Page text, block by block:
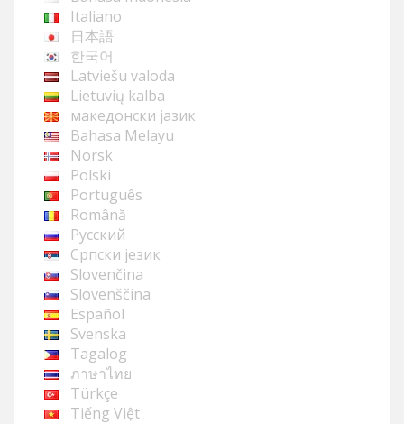
Italiano
日本語
한국어
Latviešu valoda
Lietuvių kalba
македонски јазик
Bahasa Melayu
Norsk
Polski
Português
Română
Русский
Cрпски језик
Slovenčina
Slovenščina
Español
Svenska
Tagalog
ภาษาไทย
Türkçe
Tiếng Việt